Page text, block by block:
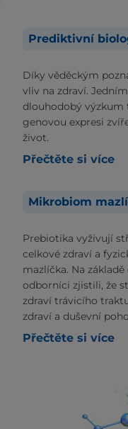
Prediktivní
Díky věděckým
vliv na zdraví.
dlouhodobý výzkum
genovou expresi
život.
Přečtěte si více
Mikrobiom
Prebiotika vyživují
celkové zdraví a
mazlíčka. Na
odborníci zjistili, že
zdraví trávicího
zdraví a duševní
Přečtěte si více